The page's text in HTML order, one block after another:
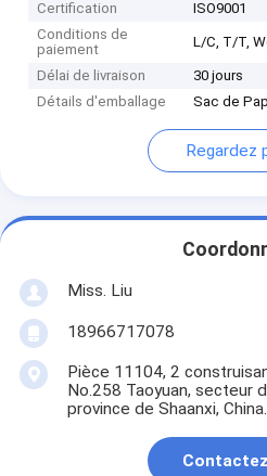
Certification
ISO9001
Conditions de
paiement
L/C, T/T,
Délai de livraison
30 jours
Détails d'emballage
Sac de
Regardez
Miss. Liu
18966717078
Pièce 11104, 2
No.258 Taoyuan, secteur
province de Shaanxi,
Contactez